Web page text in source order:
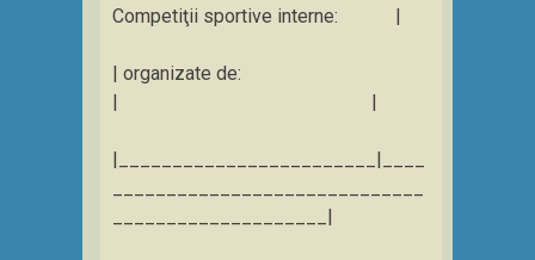
Competiţii sportive interne: |
| organizate de:
| |
|________________________|____
____________________|